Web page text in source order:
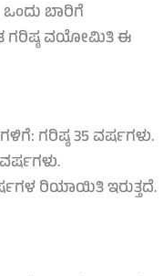
ಬಾರಿಗೆ
ಗರಿಷ್ಠ ವಯೋಮಿತಿ ಈ
ಗರಿಷ್ಠ 35 ವರ್ಷಗಳು.
ರಿಯಾಯಿತಿ ಇರುತ್ತದೆ.